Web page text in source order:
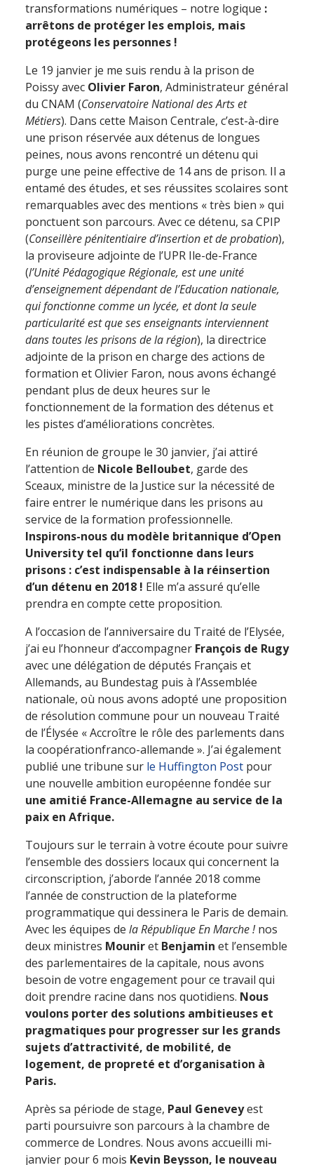
transformations numériques – notre logique :
arrêtons de protéger les emplois, mais
protégeons les personnes !
Le 19 janvier je me suis rendu à la prison de
Poissy avec Olivier Faron, Administrateur général
du CNAM (Conservatoire National des Arts et
Métiers). Dans cette Maison Centrale, c’est-à-dire
une prison réservée aux détenus de longues
peines, nous avons rencontré un détenu qui
purge une peine effective de 14 ans de prison. Il a
entamé des études, et ses réussites scolaires sont
remarquables avec des mentions « très bien » qui
ponctuent son parcours. Avec ce détenu, sa CPIP
(Conseillère pénitentiaire d’insertion et de probation),
la proviseure adjointe de l’UPR Ile-de-France
(l’Unité Pédagogique Régionale, est une unité
d’enseignement dépendant de l’Education nationale,
qui fonctionne comme un lycée, et dont la seule
particularité est que ses enseignants interviennent
dans toutes les prisons de la région), la directrice
adjointe de la prison en charge des actions de
formation et Olivier Faron, nous avons échangé
pendant plus de deux heures sur le
fonctionnement de la formation des détenus et
les pistes d’améliorations concrètes.
En réunion de groupe le 30 janvier, j’ai attiré
l’attention de Nicole Belloubet, garde des
Sceaux, ministre de la Justice sur la nécessité de
faire entrer le numérique dans les prisons au
service de la formation professionnelle.
Inspirons-nous du modèle britannique d’Open
University tel qu’il fonctionne dans leurs
prisons : c’est indispensable à la réinsertion
d’un détenu en 2018 ! Elle m’a assuré qu’elle
prendra en compte cette proposition.
A l’occasion de l’anniversaire du Traité de l’Elysée,
j’ai eu l’honneur d’accompagner François de Rugy
avec une délégation de députés Français et
Allemands, au Bundestag puis à l’Assemblée
nationale, où nous avons adopté une proposition
de résolution commune pour un nouveau Traité
de l’Élysée « Accroître le rôle des parlements dans
la coopérationfranco-allemande ». J’ai également
publié une tribune sur le Huffington Post pour
une nouvelle ambition européenne fondée sur
une amitié France-Allemagne au service de la
paix en Afrique.
Toujours sur le terrain à votre écoute pour suivre
l’ensemble des dossiers locaux qui concernent la
circonscription, j’aborde l’année 2018 comme
l’année de construction de la plateforme
programmatique qui dessinera le Paris de demain.
Avec les équipes de la République En Marche !nos
deux ministres Mouniret Benjamin et l’ensemble
des parlementaires de la capitale, nous avons
besoin de votre engagement pour ce travail qui
doit prendre racine dans nos quotidiens. Nous
voulons porter des solutions ambitieuses et
pragmatiques pour progresser sur les grands
sujets d’attractivité, de mobilité, de
logement, de propreté et d’organisation à
Paris.
Après sa période de stage, Paul Geneveyest
parti poursuivre son parcours à la chambre de
commerce de Londres. Nous avons accueilli mi-
janvier pour 6 mois Kevin Beysson, le nouveau